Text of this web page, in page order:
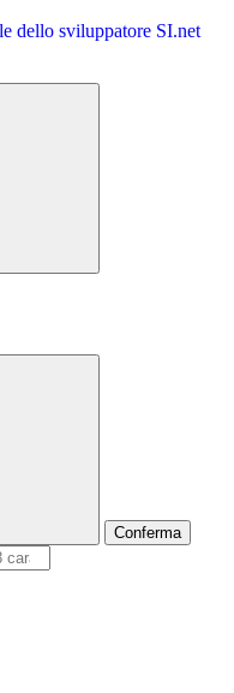
SI.net
Conferma